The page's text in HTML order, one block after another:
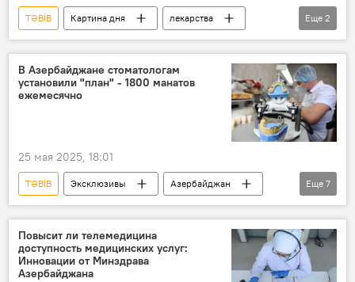
TƏBİB Картина дня
лекарства
парализовало
больница
Еще 2
В Азербайджане стоматологам
установили "план" - 1800 манатов
ежемесячно
25 мая 2025, 18:01
TƏBİB Эксклюзивы
Азербайджан
Общество
Здравоохрание
Министерство здравоохранения АР
врачи
Стоматолог
План
Еще 7
Повысит ли телемедицина
доступность медицинских услуг:
Инновации от Минздрава
Азербайджана